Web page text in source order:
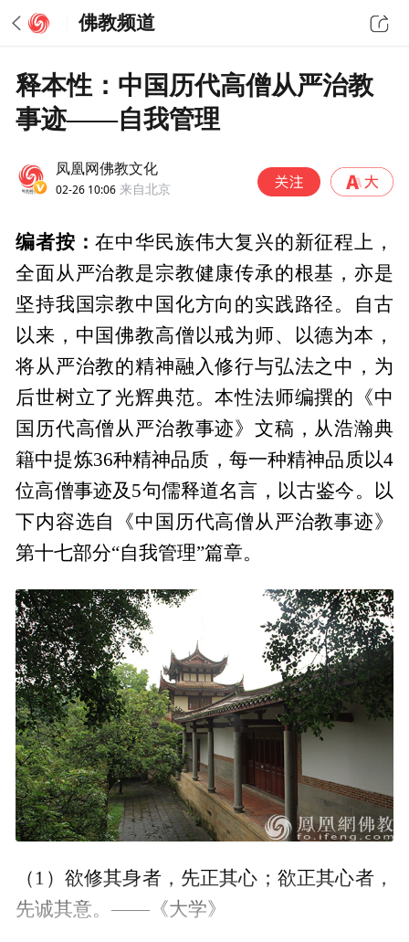
佛教频道
释本性：中国历代高僧从严治教
事迹——自我管理
凤凰网佛教文化
02-26 10:06 来自北京
编者按：在中华民族伟大复兴的新征程上，
全面从严治教是宗教健康传承的根基，亦是
坚持我国宗教中国化方向的实践路径。自古
以来，中国佛教高僧以戒为师、以德为本，
将从严治教的精神融入修行与弘法之中，为
后世树立了光辉典范。本性法师编撰的《中
国历代高僧从严治教事迹》文稿，从浩瀚典
籍中提炼36种精神品质，每一种精神品质以4
位高僧事迹及5句儒释道名言，以古鉴今。以
下内容选自《中国历代高僧从严治教事迹》
第十七部分“自我管理”篇章。
（1）欲修其身者，先正其心；欲正其心者，
先诚其意。——《大学》